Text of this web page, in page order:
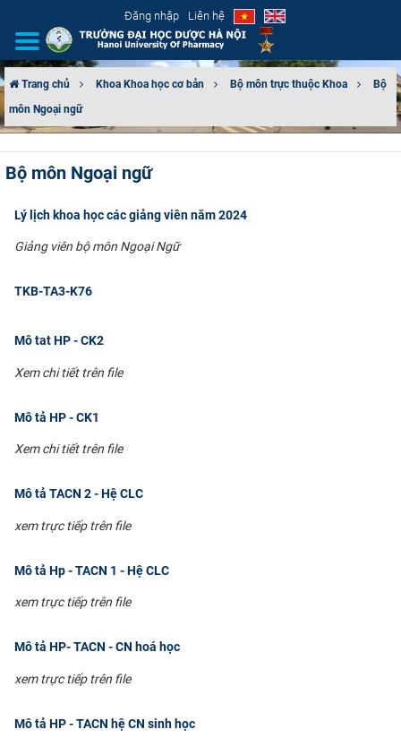
Đăng nhập Liên hệ
GIỚI THIỆU
CƠ CẤU TỔ CHỨC
TUYỂN SINH
ĐÀO TẠO
ĐẢM BẢO CHẤT LƯỢNG
KHOA HỌC CÔNG NGHỆ
HTQT
CỰU NGƯỜI HỌC
Trang chủ Khoa Khoa học cơ bản Bộ môn trực thuộc Khoa
Bộ
môn Ngoại ngữ
Bộ môn Ngoại ngữ
Lý lịch khoa học các giảng viên năm 2024
Giảng viên bộ môn Ngoại Ngữ
TKB-TA3-K76
Mô tat HP - CK2
Xem chi tiết trên file
Mô tả HP - CK1
Xem chi tiết trên file
Mô tả TACN 2 - Hệ CLC
xem trực tiếp trên file
Mô tả Hp - TACN 1 - Hệ CLC
xem trực tiếp trên file
Mô tả HP- TACN - CN hoá học
xem trực tiếp trên file
Mô tả HP - TACN hệ CN sinh học